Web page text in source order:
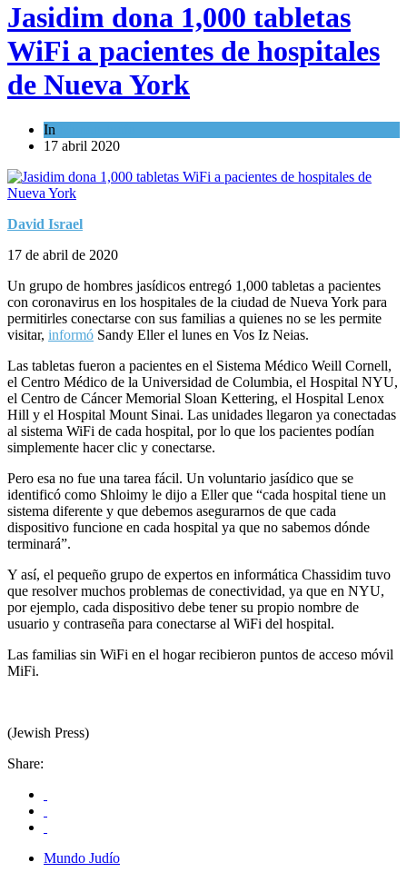
Jasidim dona 1,000 tabletas
WiFi a pacientes de hospitales
de Nueva York
In
17 abril 2020
David Israel
17 de abril de 2020
Un grupo de hombres jasídicos entregó 1,000 tabletas a pacientes
con coronavirus en los hospitales de la ciudad de Nueva York para
permitirles conectarse con sus familias a quienes no se les permite
visitar, informó Sandy Eller el lunes en Vos Iz Neias.
Las tabletas fueron a pacientes en el Sistema Médico Weill Cornell,
el Centro Médico de la Universidad de Columbia, el Hospital NYU,
el Centro de Cáncer Memorial Sloan Kettering, el Hospital Lenox
Hill y el Hospital Mount Sinai. Las unidades llegaron ya conectadas
al sistema WiFi de cada hospital, por lo que los pacientes podían
simplemente hacer clic y conectarse.
Pero esa no fue una tarea fácil. Un voluntario jasídico que se
identificó como Shloimy le dijo a Eller que “cada hospital tiene un
sistema diferente y que debemos asegurarnos de que cada
dispositivo funcione en cada hospital ya que no sabemos dónde
terminará”.
Y así, el pequeño grupo de expertos en informática Chassidim tuvo
que resolver muchos problemas de conectividad, ya que en NYU,
por ejemplo, cada dispositivo debe tener su propio nombre de
usuario y contraseña para conectarse al WiFi del hospital.
Las familias sin WiFi en el hogar recibieron puntos de acceso móvil
MiFi.
(Jewish Press)
Share:
Mundo Judío